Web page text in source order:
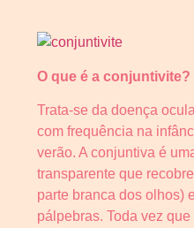
O que é a conjuntivite?
Trata-se da doença
com frequência na
verão. A conjuntiva é
transparente que
parte branca dos olhos)
pálpebras. Toda vez